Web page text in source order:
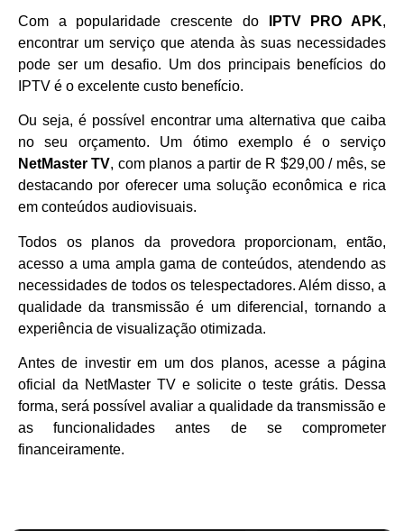
Com a popularidade crescente do IPTV PRO APK,
encontrar um serviço que atenda às suas necessidades
pode ser um desafio. Um dos principais benefícios do
IPTV é o excelente custo benefício.
Ou seja, é possível encontrar uma alternativa que caiba
no seu orçamento. Um ótimo exemplo é o serviço
NetMaster TV, com planos a partir de R $29,00 / mês, se
destacando por oferecer uma solução econômica e rica
em conteúdos audiovisuais.
Todos os planos da provedora proporcionam, então,
acesso a uma ampla gama de conteúdos, atendendo as
necessidades de todos os telespectadores. Além disso, a
qualidade da transmissão é um diferencial, tornando a
experiência de visualização otimizada.
Antes de investir em um dos planos, acesse a página
oficial da NetMaster TV e solicite o teste grátis. Dessa
forma, será possível avaliar a qualidade da transmissão e
as funcionalidades antes de se comprometer
financeiramente.